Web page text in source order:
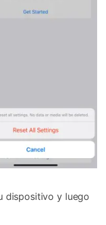
dispositivo y luego
tu teléfono
técnicos